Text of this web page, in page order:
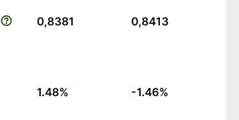
0,8381 0,8413
1.48% -1.46%